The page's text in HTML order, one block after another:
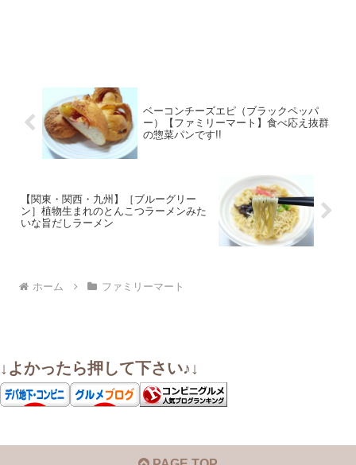
ベーコンチーズエピ（ブラックペッパ
ー）【ファミリーマート】食べ応え抜群
の惣菜パンです!!
【関東・関西・九州】［ブルーグリー
ン］植物生まれのとんこつラーメンみた
いな旨だしラーメン
ホーム ファミリーマート
↓よかったら押して下さい♪↓